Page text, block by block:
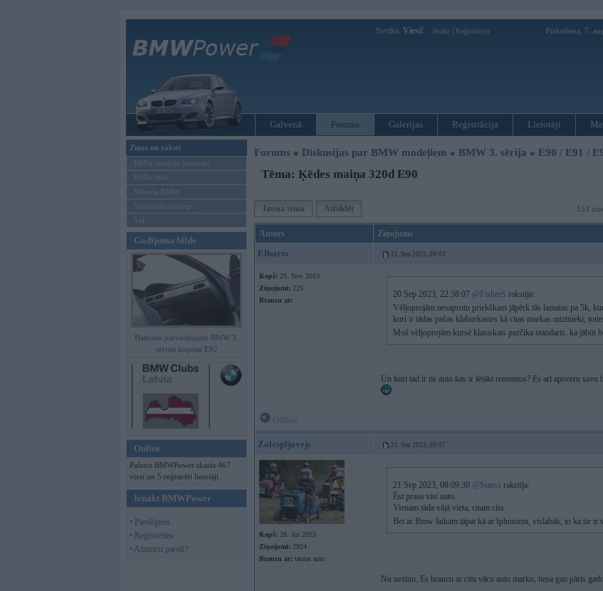
Sveiks, Viesi! Ienākt Reģistrācija Piektdiena, 7.
Galvenā Forums Galerijas Reģistrācija Lietotāji
Ziņas un raksti
BMW modeļu jaunumi
BMW testi
Mēneša BMW
Sērijveida tūnings
Vel...
Gadījuma bilde
Hamann pārveidojumi BMW 3.
sērijas kupejai E92
Online
Pašreiz BMWPower skatās 467
viesi un 5 reģistrēti lietotāji.
Ienākt BMWPower
• Pieslēgties
• Reģistrēties
• Aizmirsi paroli?
Forums » Diskusijas par BMW modeļiem » BMW 3. sērija » E90 / E91 /
Tēma: Ķēdes maiņa 320d E90
Jauna tēma Atbildēt 153
Autors Ziņojums
Elbarto 21. Sep 2023, 09:03
Kopš: 25. Nov 2013
Ziņojumi: 225
Braucu ar:
20 Sep 2023, 22:38:07 @FisherS rakstīja:
Vēljoprojām nesaprotu priekškam jāpērk tās lamatas pa 5k,
kuri ir tādas pašas klaburkastes kā citas markas mizinieki,
Moš vēljoprojām kursē klasiskais purčika standarts, ka jābūt
Un kuri tad ir tie auto kas ir lētāki remontos? Es arī apsveru
Zalespljavejs 21. Sep 2023, 09:07
Kopš: 28. Jul 2015
Ziņojumi: 2924
Braucu ar: tautas auto
21 Sep 2023, 08:09:30 @Stasss rakstīja:
Ēst prasa visi auto.
Vienam tāda vājā vieta, citam cita.
Bet ar Bmw laikam tāpat kā ar Iphoniem, vislabāk, to ka tie ir
Nu nezinu. Es braucu ar citu vācu auto marku, tiesa gan pāris